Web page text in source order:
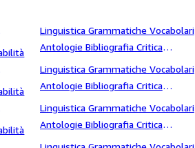
letteraria Storia letteraria Saggi
letterari Dialetti Sintassi
Linguistica Grammatiche Vocabolari
Antologie Bibliografia Critica
letteraria Storia letteraria Saggi
letterari Dialetti stenografia
Linguistica Grammatiche Vocabolari
Antologie Bibliografia Critica
letteraria Storia letteraria Saggi
letterari Dialetti Storia
Linguistica Grammatiche Vocabolari
Antologie Bibliografia Critica
letteraria Storia letteraria Saggi